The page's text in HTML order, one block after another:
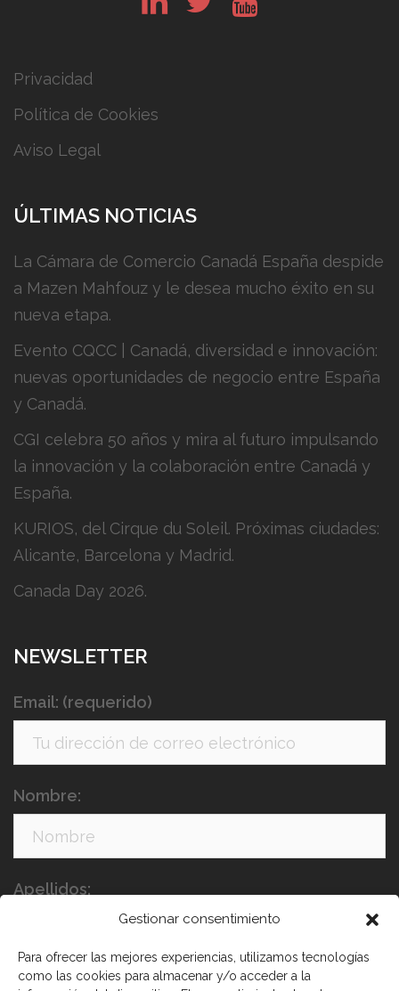
Gestionar consentimiento
Para ofrecer las mejores experiencias, utilizamos tecnologías
como las cookies para almacenar y/o acceder a la
Privacidad
Política de Cookies
Aviso Legal
ÚLTIMAS NOTICIAS
La Cámara de Comercio Canadá España despide
a Mazen Mahfouz y le desea mucho éxito en su
nueva etapa.
Evento CQCC | Canadá, diversidad e innovación:
nuevas oportunidades de negocio entre España
y Canadá.
CGI celebra 50 años y mira al futuro impulsando
la innovación y la colaboración entre Canadá y
España.
KURIOS, del Cirque du Soleil. Próximas ciudades:
Alicante, Barcelona y Madrid.
Canada Day 2026.
NEWSLETTER
Email: (requerido)
Nombre:
Apellidos: